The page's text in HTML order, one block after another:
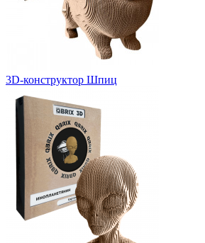
3D-конструктор Шпиц